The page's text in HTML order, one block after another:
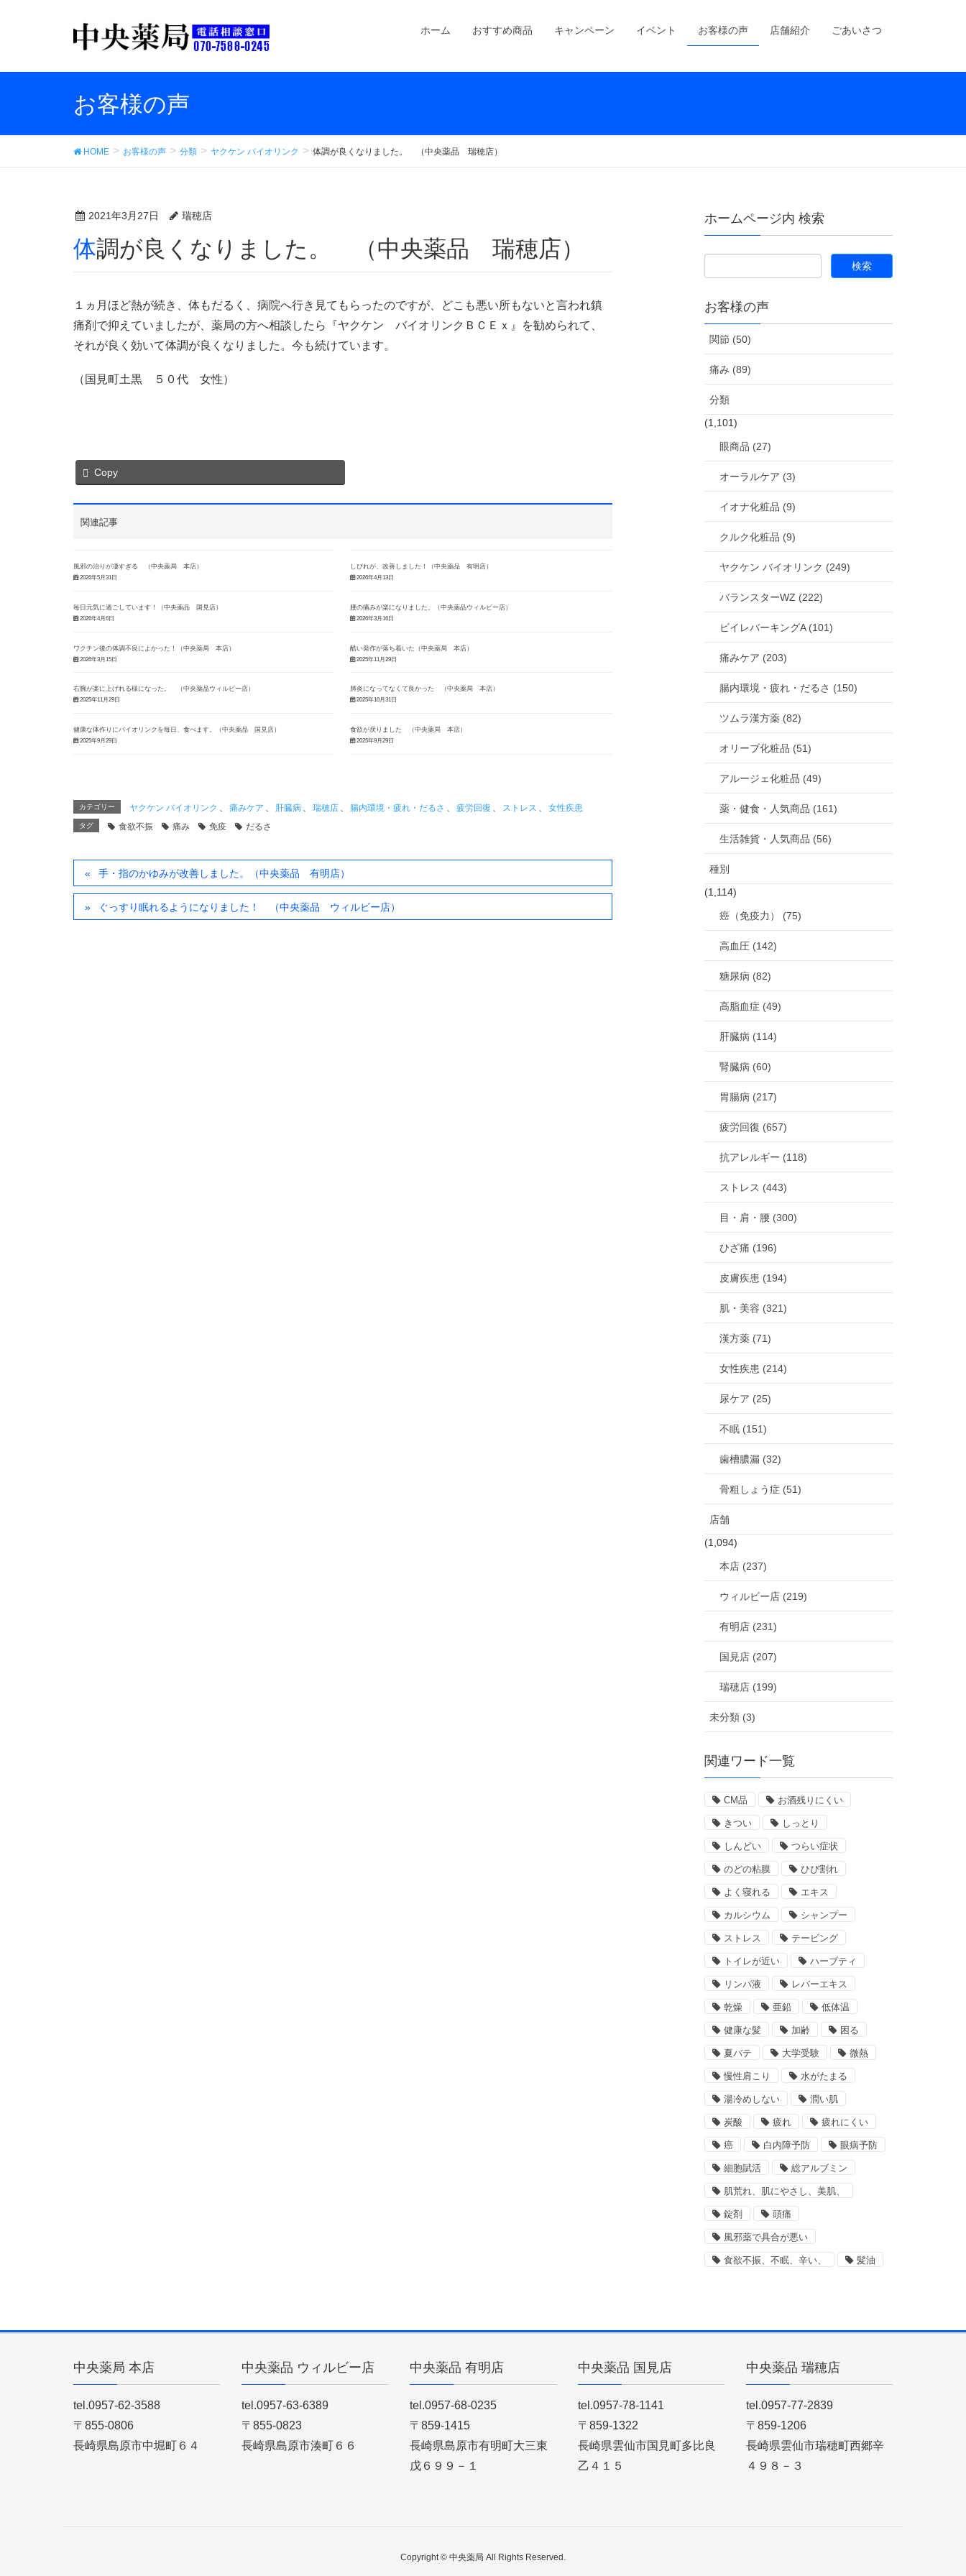
ホーム おすすめ商品 キャンペーン イベント お客様の声 店舗紹介 ごあいさつ
お客様の声
HOME お客様の声 分類 ヤクケン バイオリンク 体調が良くなりました。 （中央薬品 瑞穂店）
2021年3月27日 瑞穂店
体調が良くなりました。 （中央薬品 瑞穂店）
１ヵ月ほど熱が続き、体もだるく、病院へ行き見てもらったのですが、どこも悪い所もないと言われ鎮
痛剤で抑えていましたが、薬局の方へ相談したら『ヤクケン バイオリンクＢＣＥｘ』を勧められて、
それが良く効いて体調が良くなりました。今も続けています。
（国見町土黒 ５０代 女性）
Copy
関連記事
風邪の治りが凄すぎる （中央薬局 本店）
2026年5月31日
しびれが、改善しました！（中央薬品 有明店）
2026年4月13日
毎日元気に過ごしています！（中央薬品 国見店）
2026年4月6日
腰の痛みが楽になりました。（中央薬品ウィルビー店）
2026年3月16日
ワクチン後の体調不良によかった！（中央薬局 本店）
2026年3月15日
酷い発作が落ち着いた（中央薬局 本店）
2025年11月29日
右腕が楽に上げれる様になった。 （中央薬品ウィルビー店）
2025年11月29日
肺炎になってなくて良かった （中央薬局 本店）
2025年10月31日
健康な体作りにバイオリンクを毎日、食べます。（中央薬品 国見店）
2025年9月29日
食欲が戻りました （中央薬局 本店）
2025年9月29日
カテゴリー ヤクケン バイオリンク 、 痛みケア 、 肝臓病 、 瑞穂店 、 腸内環境・疲れ・だるさ 、 疲労回復 、 ストレス 、 女性疾患
タグ 食欲不振 痛み 免疫 だるさ
手・指のかゆみが改善しました。（中央薬品 有明店）
ぐっすり眠れるようになりました！ （中央薬品 ウィルビー店）
ホームページ内 検索
お客様の声
関節 (50)
痛み (89)
分類
(1,101)
眼商品 (27)
オーラルケア (3)
イオナ化粧品 (9)
クルク化粧品 (9)
ヤクケン バイオリンク (249)
バランスターWZ (222)
ビイレバーキングA (101)
痛みケア (203)
腸内環境・疲れ・だるさ (150)
ツムラ漢方薬 (82)
オリーブ化粧品 (51)
アルージェ化粧品 (49)
薬・健食・人気商品 (161)
生活雑貨・人気商品 (56)
種別
(1,114)
癌（免疫力） (75)
高血圧 (142)
糖尿病 (82)
高脂血症 (49)
肝臓病 (114)
腎臓病 (60)
胃腸病 (217)
疲労回復 (657)
抗アレルギー (118)
ストレス (443)
目・肩・腰 (300)
ひざ痛 (196)
皮膚疾患 (194)
肌・美容 (321)
漢方薬 (71)
女性疾患 (214)
尿ケア (25)
不眠 (151)
歯槽膿漏 (32)
骨粗しょう症 (51)
店舗
(1,094)
本店 (237)
ウィルビー店 (219)
有明店 (231)
国見店 (207)
瑞穂店 (199)
未分類 (3)
関連ワード一覧
CM品 お酒残りにくい
きつい しっとり
しんどい つらい症状
のどの粘膜 ひび割れ
よく寝れる エキス
カルシウム シャンプー
ストレス テーピング
トイレが近い ハーブティ
リンパ液 レバーエキス
乾燥 亜鉛 低体温
健康な髪 加齢 困る
夏バテ 大学受験 微熱
慢性肩こり 水がたまる
湯冷めしない 潤い肌
炭酸 疲れ 疲れにくい
癌 白内障予防 眼病予防
細胞賦活 総アルブミン
肌荒れ、肌にやさし、美肌、
錠剤 頭痛
風邪薬で具合が悪い
食欲不振、不眠、辛い、 髪油
中央薬局 本店
tel.0957-62-3588
〒855-0806
長崎県島原市中堀町６４
中央薬品 ウィルビー店
tel.0957-63-6389
〒855-0823
長崎県島原市湊町６６
中央薬品 有明店
tel.0957-68-0235
〒859-1415
長崎県島原市有明町大三東
戊６９９－１
中央薬品 国見店
tel.0957-78-1141
〒859-1322
長崎県雲仙市国見町多比良
乙４１５
中央薬品 瑞穂店
tel.0957-77-2839
〒859-1206
長崎県雲仙市瑞穂町西郷辛
４９８－３
Copyright © 中央薬局 All Rights Reserved.